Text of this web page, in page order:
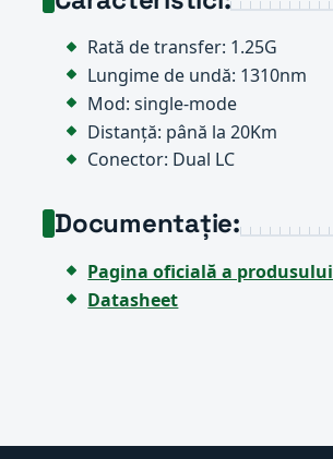
Rată de transfer: 1.25G
Lungime de undă: 1310nm
Mod: single-mode
Distanță: până la 20Km
Conector: Dual LC
Documentație:
Pagina oficială a produsului
Datasheet